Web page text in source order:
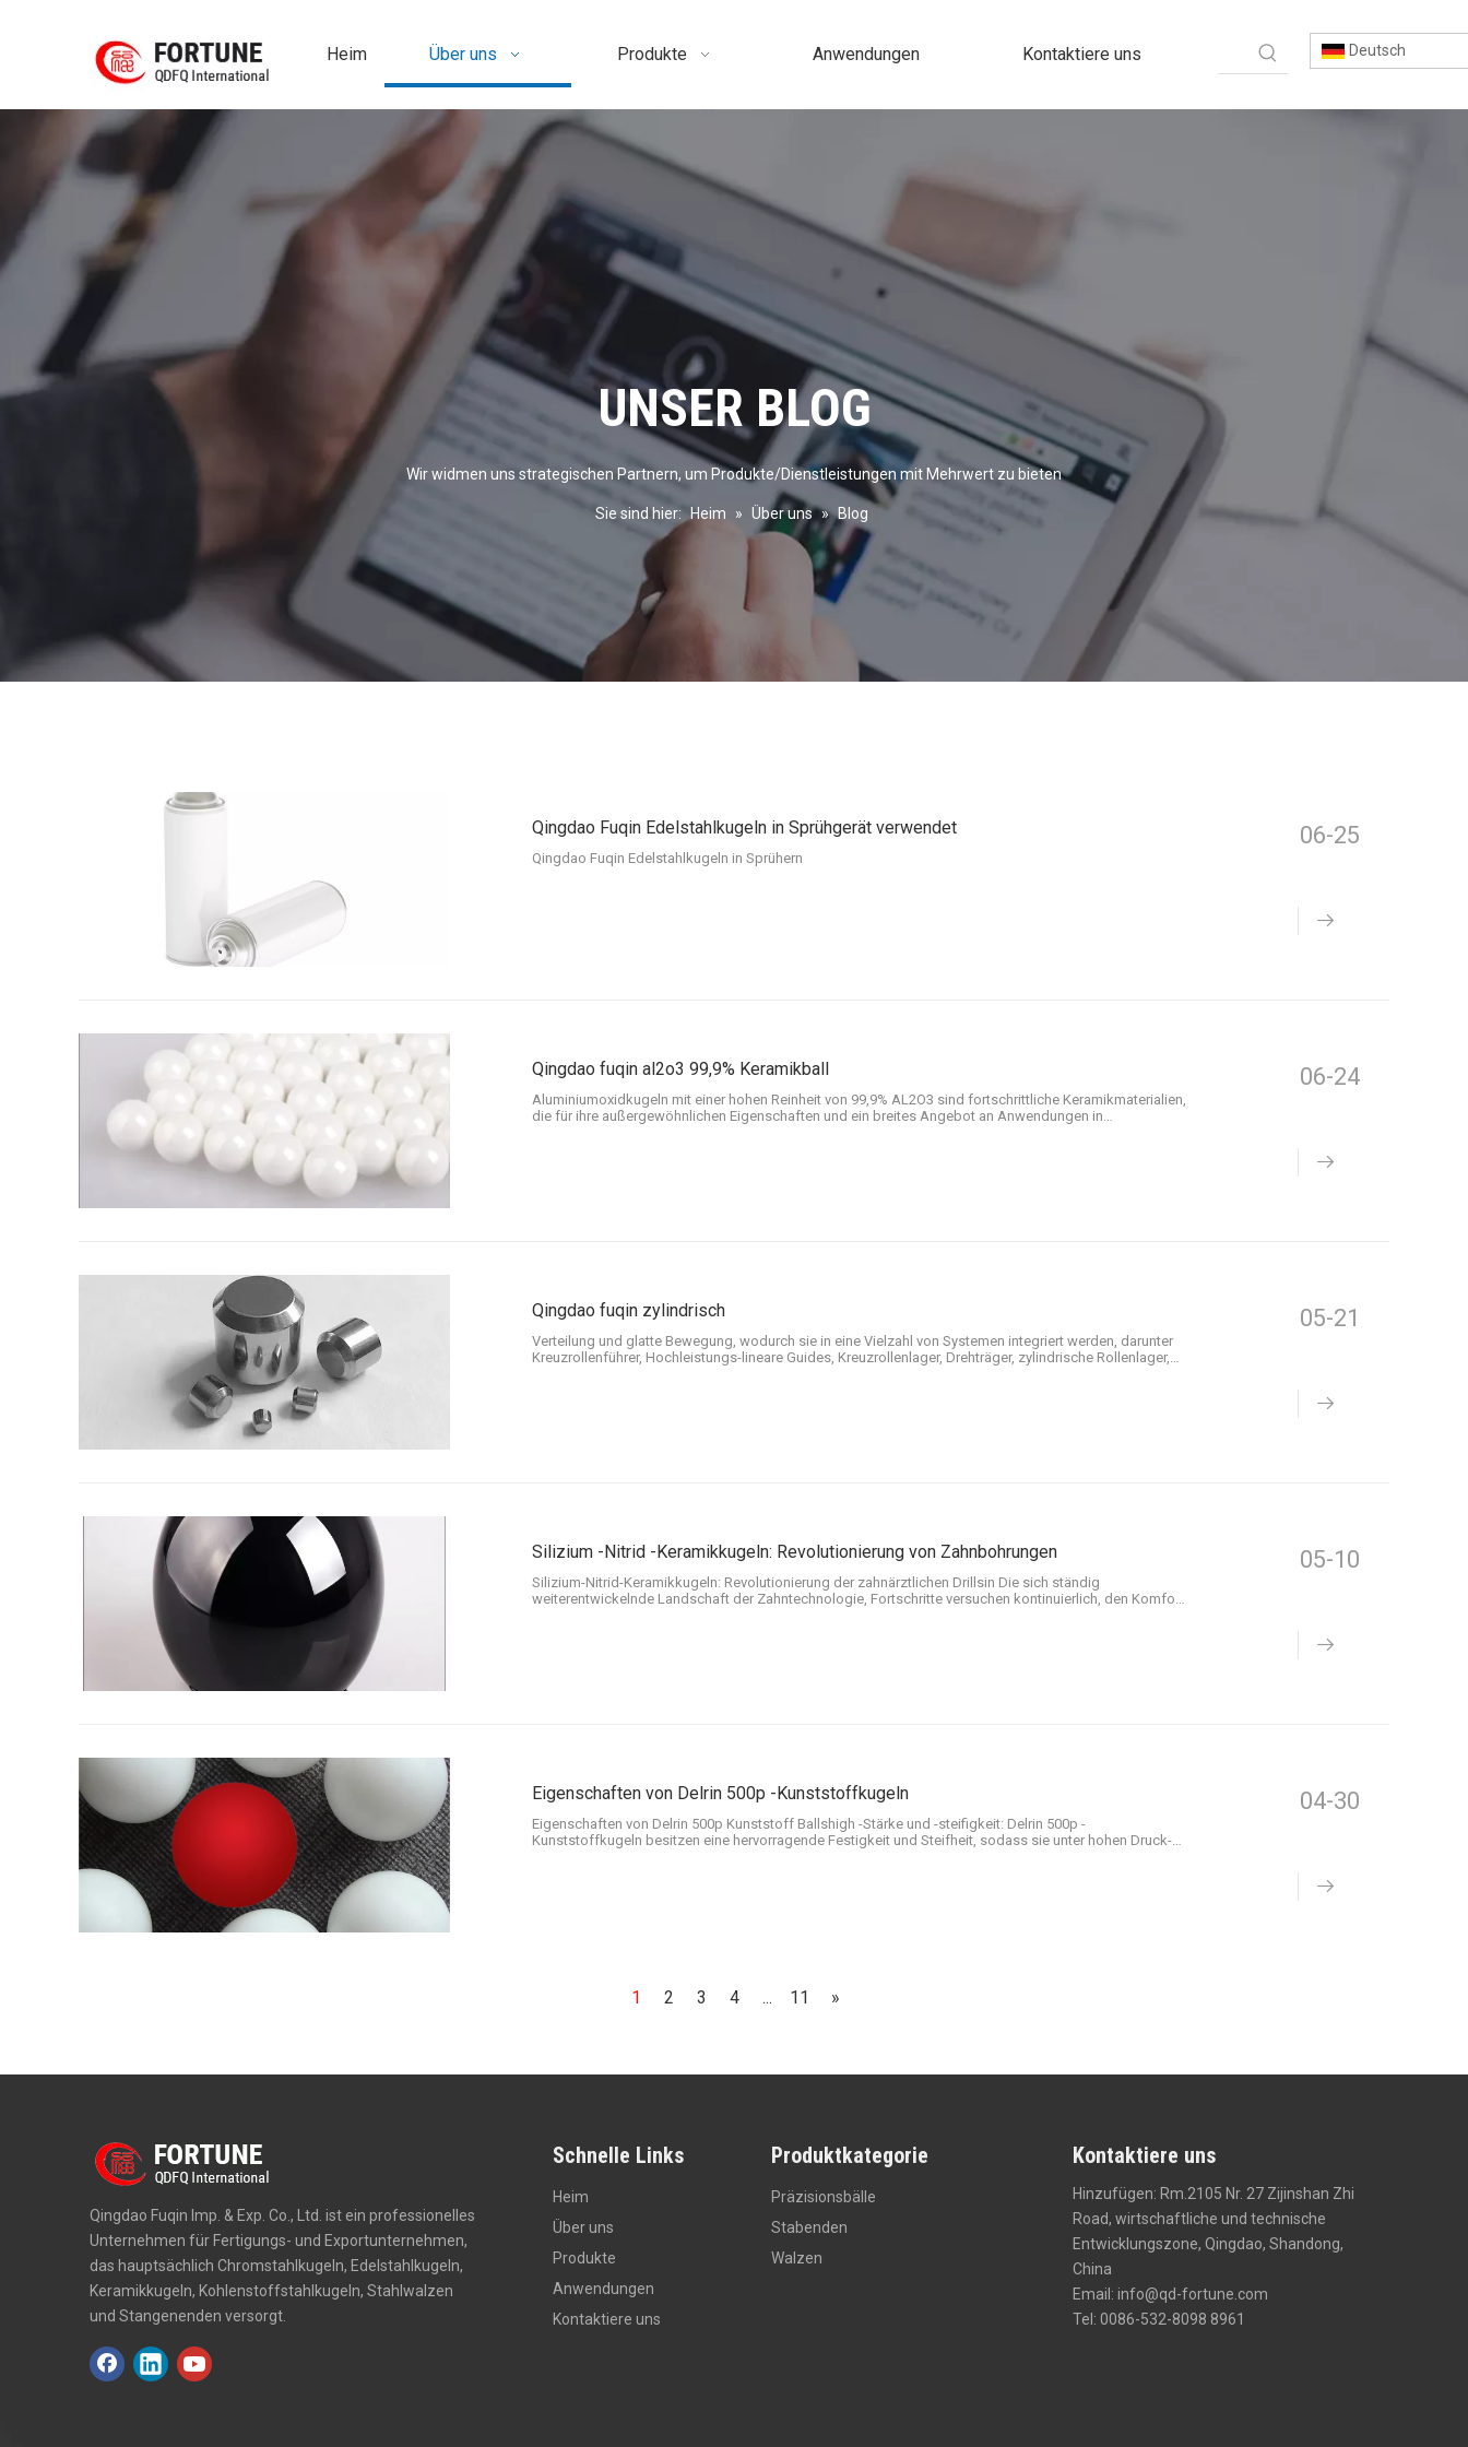
Heim Über uns Produkte Anwendungen Kontaktiere uns Deutsch
UNSER BLOG
Wir widmen uns strategischen Partnern, um Produkte/Dienstleistungen mit Mehrwert zu bieten
Sie sind hier: Heim » Über uns » Blog
Qingdao Fuqin Edelstahlkugeln in Sprühgerät verwendet
Qingdao Fuqin Edelstahlkugeln in Sprühern
06-25
Qingdao fuqin al2o3 99,9% Keramikball
Aluminiumoxidkugeln mit einer hohen Reinheit von 99,9% AL2O3 sind fortschrittliche Keramikmaterialien,
die für ihre außergewöhnlichen Eigenschaften und ein breites Angebot an Anwendungen in
06-24
Qingdao fuqin zylindrisch
Verteilung und glatte Bewegung, wodurch sie in eine Vielzahl von Systemen integriert werden, darunter
Kreuzrollenführer, Hochleistungs-lineare Guides, Kreuzrollenlager, Drehträger, zylindrische Rollenlager,
05-21
Silizium -Nitrid -Keramikkugeln: Revolutionierung von Zahnbohrungen
Silizium-Nitrid-Keramikkugeln: Revolutionierung der zahnärztlichen Drillsin Die sich ständig
weiterentwickelnde Landschaft der Zahntechnologie, Fortschritte versuchen kontinuierlich, den Komfort,
05-10
Eigenschaften von Delrin 500p -Kunststoffkugeln
Eigenschaften von Delrin 500p Kunststoff Ballshigh -Stärke und -steifigkeit: Delrin 500p -
Kunststoffkugeln besitzen eine hervorragende Festigkeit und Steifheit, sodass sie unter hohen Druck-
04-30
1 2 3 4 ... 11 »
Qingdao Fuqin Imp. & Exp. Co., Ltd. ist ein professionelles
Unternehmen für Fertigungs- und Exportunternehmen,
das hauptsächlich Chromstahlkugeln, Edelstahlkugeln,
Keramikkugeln, Kohlenstoffstahlkugeln, Stahlwalzen
und Stangenenden versorgt.
Schnelle Links
Heim
Über uns
Produkte
Anwendungen
Kontaktiere uns
Produktkategorie
Präzisionsbälle
Stabenden
Walzen
Kontaktiere uns
Hinzufügen: Rm.2105 Nr. 27 Zijinshan Zhi
Road, wirtschaftliche und technische
Entwicklungszone, Qingdao, Shandong,
China
Email: info@qd-fortune.com
Tel: 0086-532-8098 8961